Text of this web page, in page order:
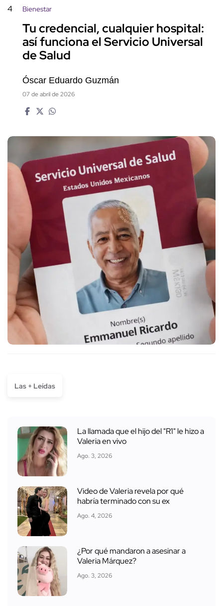
4 Bienestar
Tu credencial, cualquier hospital:
así funciona el Servicio Universal
de Salud
Óscar Eduardo Guzmán
07 de abril de 2026
Las + Leídas
La llamada que el hijo del "R1" le hizo a
Valeria en vivo
Ago. 3, 2026
Video de Valeria revela por qué
habría terminado con su ex
Ago. 4, 2026
¿Por qué mandaron a asesinar a
Valeria Márquez?
Ago. 3, 2026